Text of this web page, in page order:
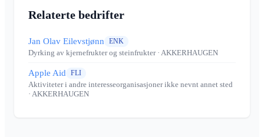
Relaterte bedrifter
Jan Olav Eilevstjønn ENK
Dyrking av kjernefrukter og steinfrukter· AKKERHAUGEN
Apple Aid FLI
Aktiviteter i andre interesseorganisasjoner ikke nevnt annet sted
· AKKERHAUGEN